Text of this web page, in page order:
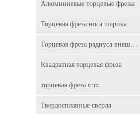
Алюминиевые торцевые фрезы
Торцевая фреза носа шарика
Торцевая фреза радиуса внешнего закругления
Квадратная торцевая фреза
торцевая фреза cnc
Твердосплавные сверла